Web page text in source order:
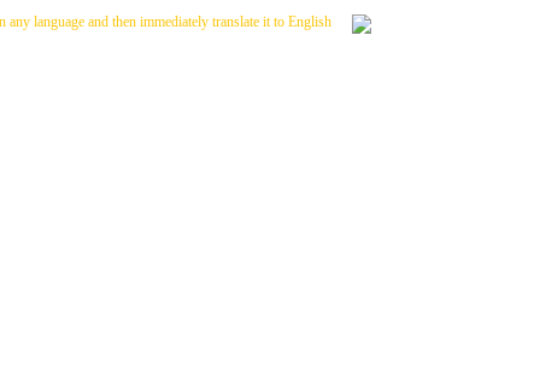
any language and then immediately translate it to English